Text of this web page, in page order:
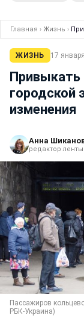
Главная › Жизнь ›
ЖИЗНЬ 17
городской
изменения
Анна
редактор
Пассажиров
РБК-Украина)